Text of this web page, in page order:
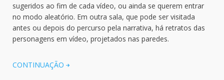
sugeridos ao fim de cada vídeo, ou ainda se querem entrar
no modo aleatório. Em outra sala, que pode ser visitada
antes ou depois do percurso pela narrativa, há retratos das
personagens em vídeo, projetados nas paredes.
CONTINUAÇÃO